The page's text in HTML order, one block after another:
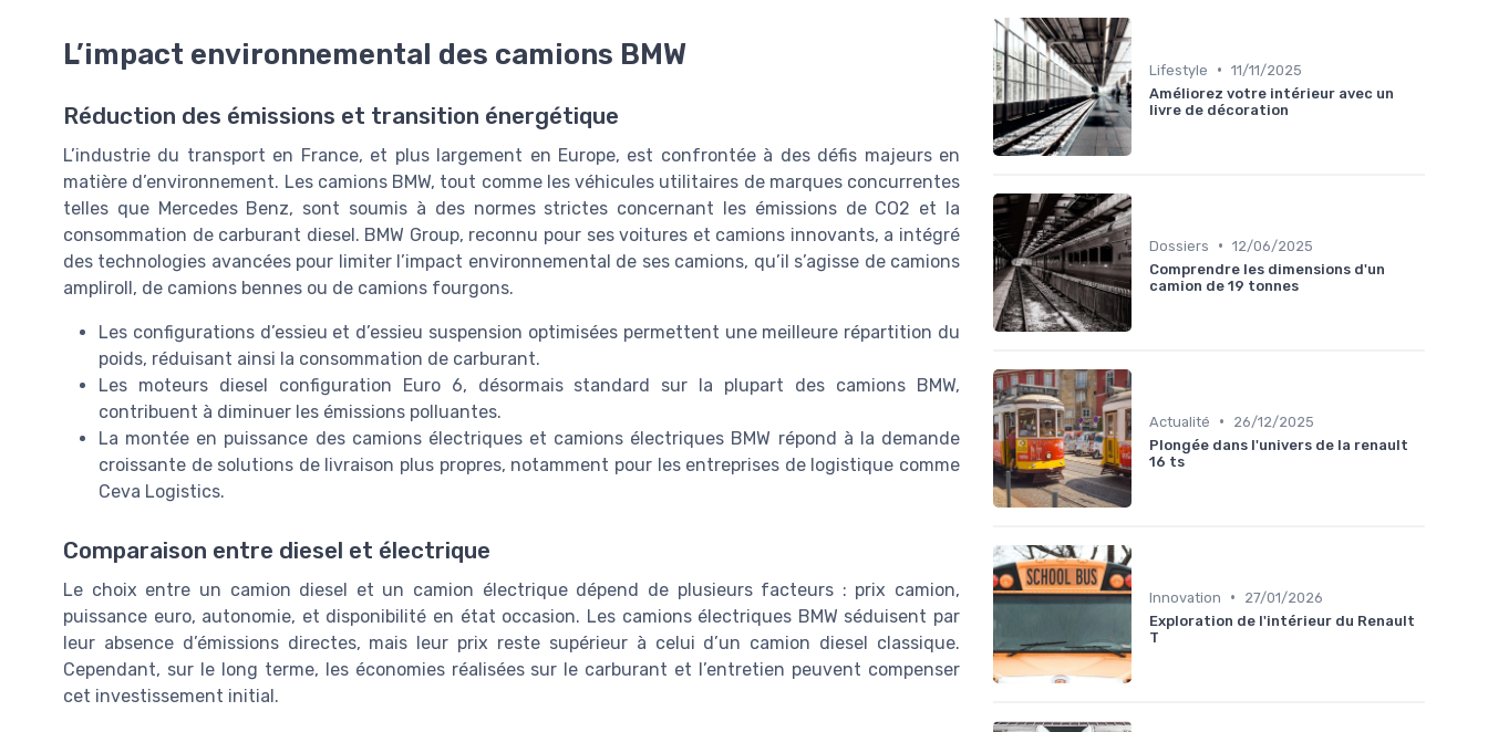
L’impact environnemental des camions BMW
Réduction des émissions et transition énergétique
L’industrie du transport en France, et plus largement en Europe, est confrontée à des défis majeurs en
matière d’environnement. Les camions BMW, tout comme les véhicules utilitaires de marques concurrentes
telles que Mercedes Benz, sont soumis à des normes strictes concernant les émissions de CO2 et la
consommation de carburant diesel. BMW Group, reconnu pour ses voitures et camions innovants, a intégré
des technologies avancées pour limiter l’impact environnemental de ses camions, qu’il s’agisse de camions
ampliroll, de camions bennes ou de camions fourgons.
Les configurations d’essieu et d’essieu suspension optimisées permettent une meilleure répartition du
poids, réduisant ainsi la consommation de carburant.
Les moteurs diesel configuration Euro 6, désormais standard sur la plupart des camions BMW,
contribuent à diminuer les émissions polluantes.
La montée en puissance des camions électriques et camions électriques BMW répond à la demande
croissante de solutions de livraison plus propres, notamment pour les entreprises de logistique comme
Ceva Logistics.
Comparaison entre diesel et électrique
Le choix entre un camion diesel et un camion électrique dépend de plusieurs facteurs : prix camion,
puissance euro, autonomie, et disponibilité en état occasion. Les camions électriques BMW séduisent par
leur absence d’émissions directes, mais leur prix reste supérieur à celui d’un camion diesel classique.
Cependant, sur le long terme, les économies réalisées sur le carburant et l’entretien peuvent compenser
cet investissement initial.
Lifestyle • 11/11/2025
Améliorez votre intérieur avec un
livre de décoration
Dossiers • 12/06/2025
Comprendre les dimensions d'un
camion de 19 tonnes
Actualité •
26/12/2025
Plongée dans l'univers de la renault
16 ts
Innovation •
27/01/2026
Exploration de l'intérieur du Renault
T